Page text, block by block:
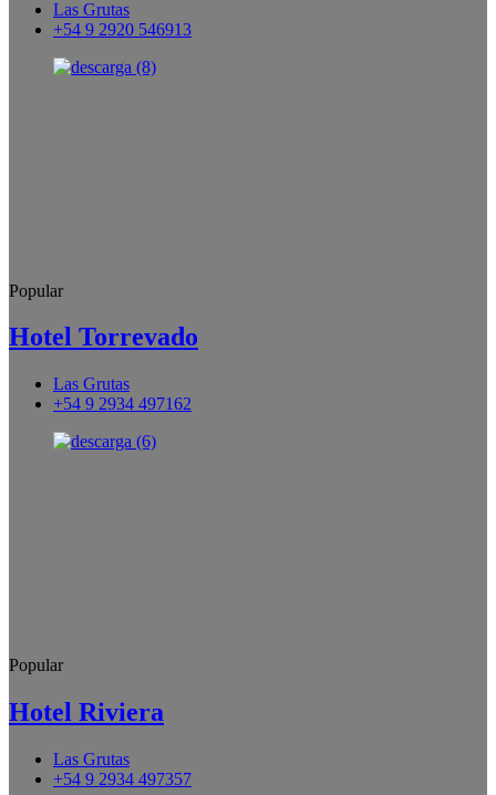
Las Grutas
+54 9 2920 546913
Popular
Hotel Torrevado
Las Grutas
+54 9 2934 497162
Popular
Hotel Riviera
Las Grutas
+54 9 2934 497357